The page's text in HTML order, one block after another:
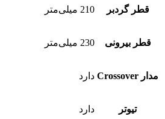
قطر گردبر 210 میلی‌متر
قطر بیرونی 230 میلی‌متر
مدار Crossover دارد
تیوتر دارد